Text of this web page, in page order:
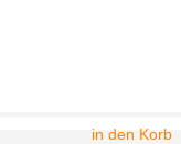
in den Korb